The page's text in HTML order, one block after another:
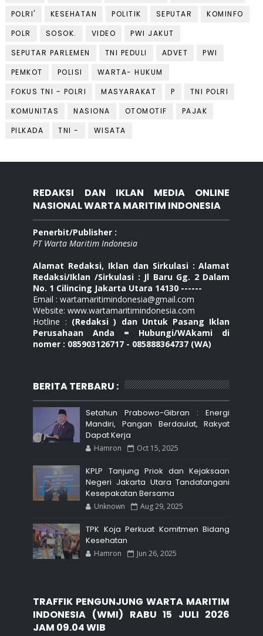
POLRI'
KESEHATAN POLITIK SEPUTAR
KOMINFO
POLR
SOSOK. VIDEO
PWI JAKUT
SEPUTAR PARLEMEN
TNI PEDULI ADVET
PWI
PEMKOT
POLISI
WARTA- HUKUM
FOKUS TNI - POLRI
MASYARAKAT P
TNI POLRI
KOMUNITAS
NASIONA OTOMOTIF
PAJAK
PILKADA
TNI - WISATA
REDAKSI DAN IKLAN MEDIA ONLINE
NASIONAL WARTA MARITIM INDONESIA
Penerbit/Publisher :
PT Warta Maritim Indonesia
Alamat Redaksi, Iklan dan Sirkulasi : Alamat
Redaksi/Iklan /Sirkulasi : Jl Baru Gg. 2 Dalam
No. 1 Cilincing Jakarta Utara 14130 ------
Email : wartamaritimindonesia@gmail.com
Website: www.wartamaritimindonesia.com
Hotline : (Redaksi ) dan Untuk Pasang Iklan
Perusahaan Anda = Hubungi/WAkami di
nomer : 085903126717 - 085888364737 (WA)
BERITA TERBARU :
Setahun Prabowo-Gibran : Energi
Mandiri, Pangan Berdaulat, Rakyat
Dapat Kerja
Hamron Oct 15, 2025
KPLP Tanjung Priok dan Kejaksaan
Negeri Jakarta Utara Tandatangani
Kesepakatan Bersama
Unknown Aug 29, 2025
TPK Koja Perkuat Komitmen Bidang
Kesehatan
Hamron Jun 26, 2025
TRAFFIK PENGUNJUNG WARTA MARITIM
INDONESIA (WMI) RABU 15 JULI 2026
JAM 09.04 WIB